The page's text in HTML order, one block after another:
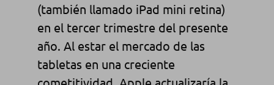
(también llamado iPad mini retina)
en el tercer trimestre del presente
año. Al estar el mercado de las
tabletas en una creciente